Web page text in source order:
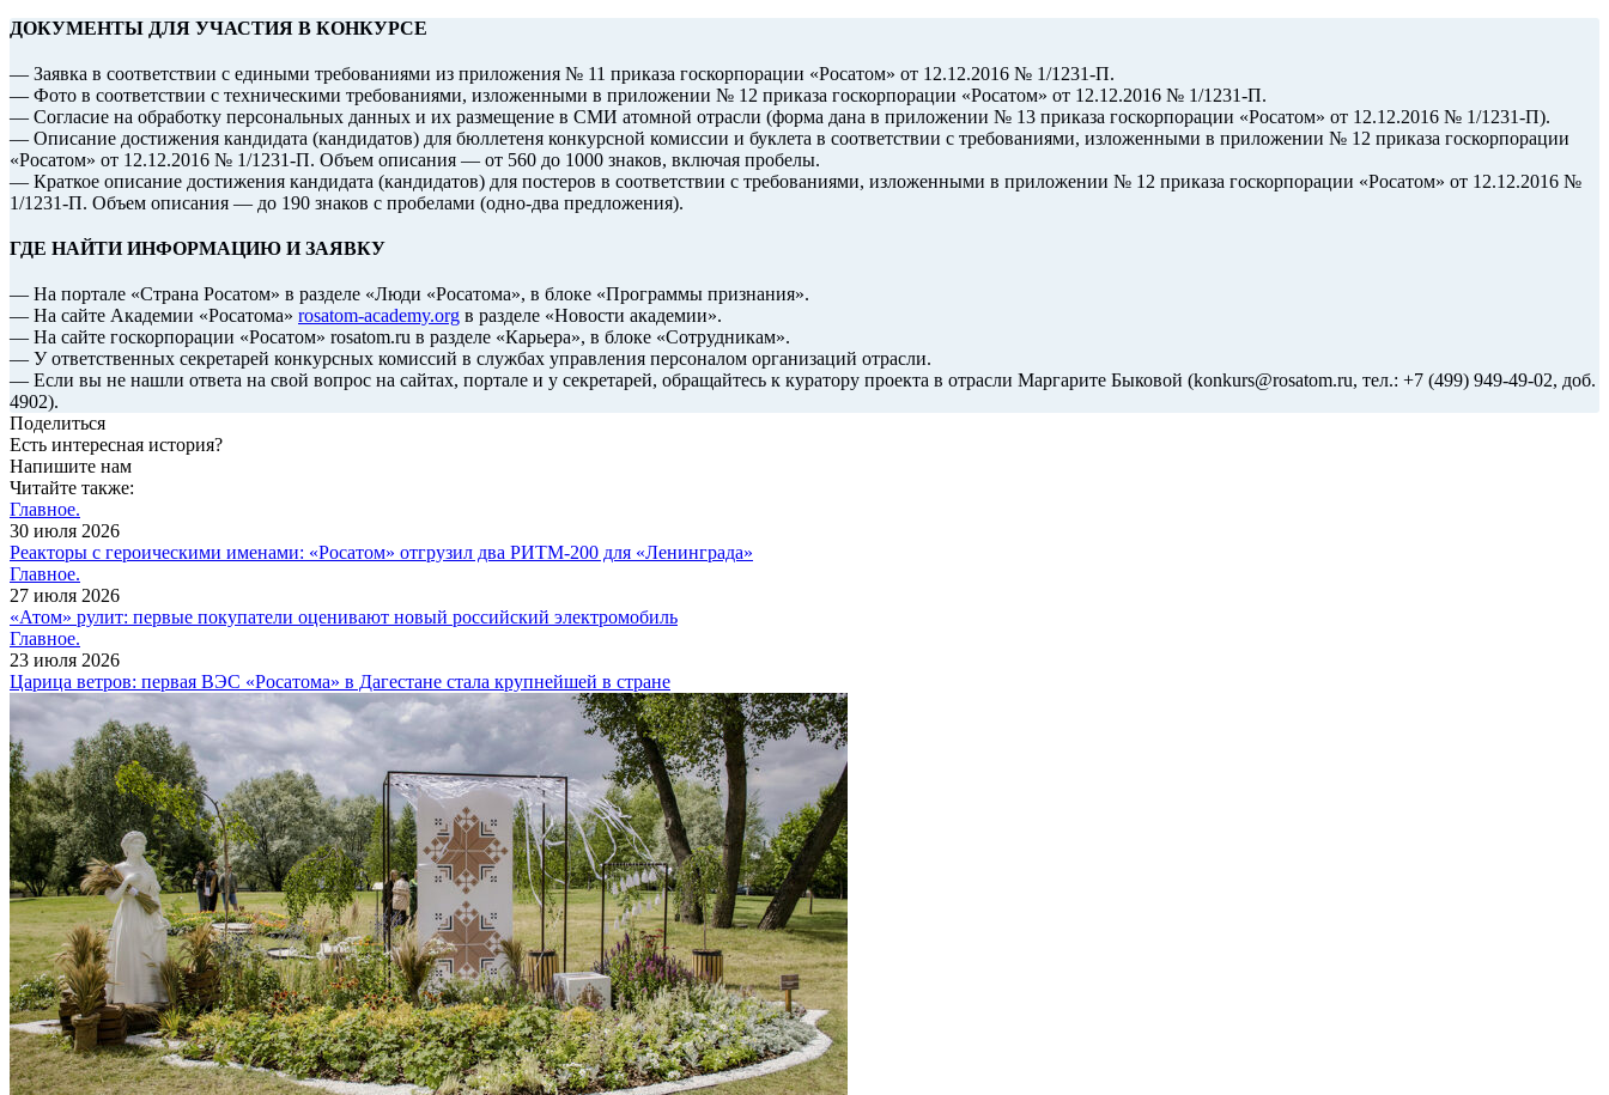
ДОКУМЕНТЫ ДЛЯ УЧАСТИЯ В КОНКУРСЕ
— Заявка в соответствии с едиными требованиями из приложения № 11 приказа госкорпорации «Росатом» от 12.12.2016 № 1/1231-П.
— Фото в соответствии с техническими требованиями, изложенными в приложении № 12 приказа госкорпорации «Росатом» от 12.12.2016 № 1/1231-П.
— Согласие на обработку персональных данных и их размещение в СМИ атомной отрасли (форма дана в приложении № 13 приказа госкорпорации «Росатом» от 12.12.2016 № 1/1231-П).
— Описание достижения кандидата (кандидатов) для бюллетеня конкурсной комиссии и буклета в соответствии с требованиями, изложенными в приложении № 12 приказа госкорпорации
«Росатом» от 12.12.2016 № 1/1231-П. Объем описания — от 560 до 1000 знаков, включая пробелы.
— Краткое описание достижения кандидата (кандидатов) для постеров в соответствии с требованиями, изложенными в приложении № 12 приказа госкорпорации «Росатом» от 12.12.2016 №
1/1231-П. Объем описания — до 190 знаков с пробелами (одно-два предложения).
ГДЕ НАЙТИ ИНФОРМАЦИЮ И ЗАЯВКУ
— На портале «Страна Росатом» в разделе «Люди «Росатома», в блоке «Программы признания».
— На сайте Академии «Росатома» rosatom-academy.org в разделе «Новости академии».
— На сайте госкорпорации «Росатом» rosatom.ru в разделе «Карьера», в блоке «Сотрудникам».
— У ответственных секретарей конкурсных комиссий в службах управления персоналом организаций отрасли.
— Если вы не нашли ответа на свой вопрос на сайтах, портале и у секретарей, обращайтесь к куратору проекта в отрасли Маргарите Быковой (konkurs@rosatom.ru, тел.: +7 (499) 949-49-02, доб.
4902).
Поделиться
Есть интересная история?
Напишите нам
Читайте также:
Главное.
30 июля 2026
Реакторы с героическими именами: «Росатом» отгрузил два РИТМ-200 для «Ленинграда»
Главное.
27 июля 2026
«Атом» рулит: первые покупатели оценивают новый российский электромобиль
Главное.
23 июля 2026
Царица ветров: первая ВЭС «Росатома» в Дагестане стала крупнейшей в стране